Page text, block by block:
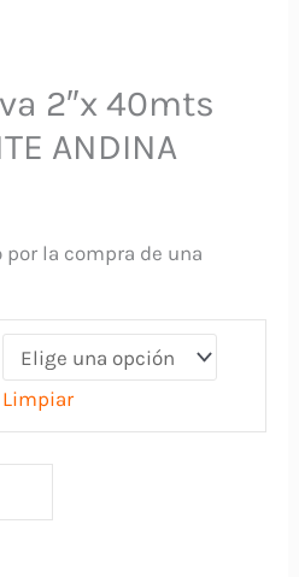
2″x 40mts
ANDINA
por la compra de una
Limpiar